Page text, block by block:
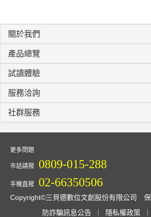
關於我們
產品總覽
試讀體驗
服務洽詢
社群服務
更多問題
市話請撥 0809-015-288
手機直撥 02-66350506
Copyright©三貝德數位文創股份有限公司 保
防詐騙訊息公告
隱私權政策